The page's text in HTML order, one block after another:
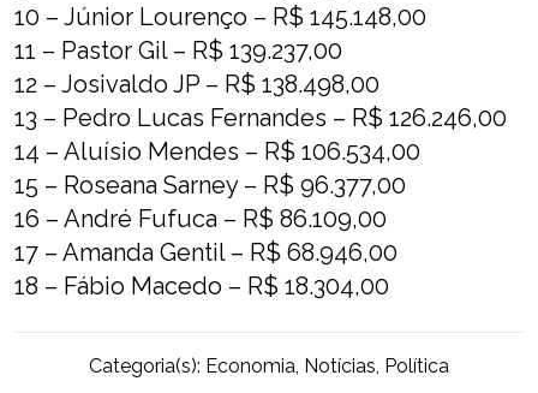
10 – Júnior Lourenço – R$ 145.148,00
11 – Pastor Gil – R$ 139.237,00
12 – Josivaldo JP – R$ 138.498,00
13 – Pedro Lucas Fernandes – R$ 126.246,00
14 – Aluísio Mendes – R$ 106.534,00
15 – Roseana Sarney – R$ 96.377,00
16 – André Fufuca – R$ 86.109,00
17 – Amanda Gentil – R$ 68.946,00
18 – Fábio Macedo – R$ 18.304,00
Categoria(s): Economia, Notícias, Política